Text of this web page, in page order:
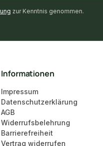
zur Kenntnis genommen.
Informationen
Impressum
Datenschutzerklärung
AGB
Widerrufsbelehrung
Barrierefreiheit
Vertrag widerrufen